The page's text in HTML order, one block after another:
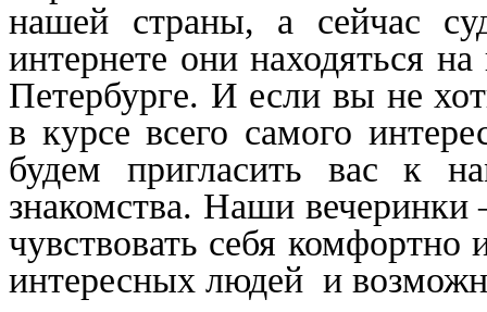
нашей страны, а сейчас
интернете они находяться
Петербурге. И если вы не
в курсе всего самого
будем пригласить вас к
знакомства. Наши вечеринки
чувствовать себя комфортно
интересных людей и